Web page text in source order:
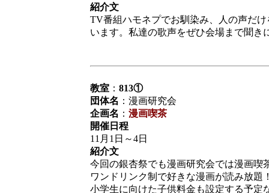
紹介文
TV番組ハモネプでお馴染み、人の声だ
います。私達の歌声をぜひ会場まで聞き
教室 ： 813①
団体名 ：漫画研究会
企画名 ： 漫画喫茶
開催日程
11月1日～4日
紹介文
今回の銀杏祭でも漫画研究会では漫画喫
ワンドリンク制で好きな漫画が読み放題
小学生に向けた子供料金も設定する予定